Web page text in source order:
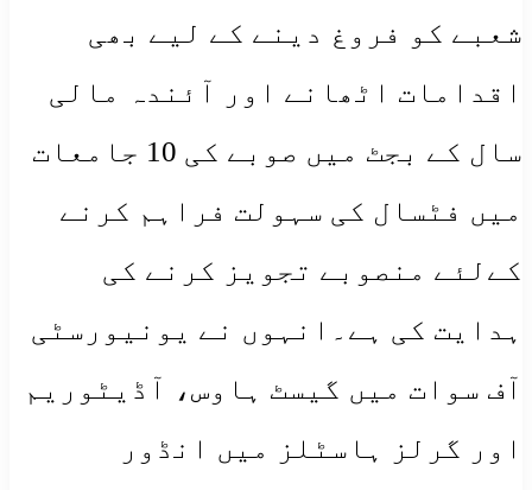
شعبے کو فروغ دینے کے لیے بھی
اقدامات اٹھانے اور آئندہ مالی
سال کے بجٹ میں صوبے کی 10 جامعات
میں فٹسال کی سہولت فراہم کرنے
کےلئے منصوبے تجویز کرنے کی
ہدایت کی ہے۔انہوں نے یونیورسٹی
آف سوات میں گیسٹ ہاوس، آڈیٹوریم
اور گرلز ہاسٹلز میں انڈور